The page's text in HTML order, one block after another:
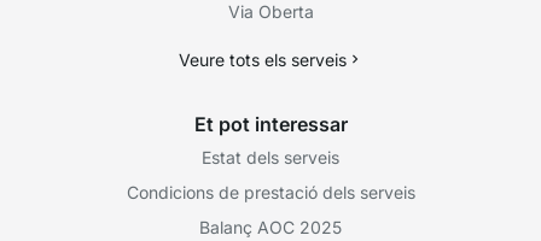
Via Oberta
Veure tots els serveis
Et pot interessar
Estat dels serveis
Condicions de prestació dels serveis
Balanç AOC 2025